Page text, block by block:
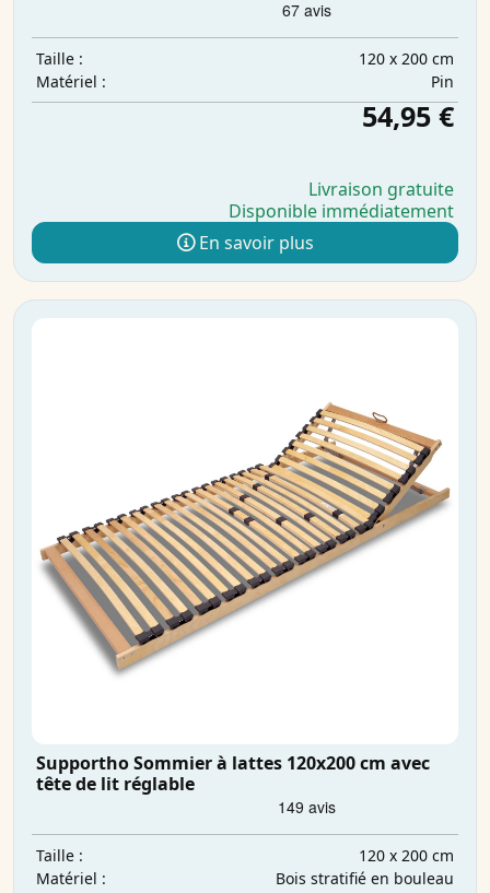
Taille :
120 x 200 cm
Matériel :
Pin
54,95 €
Livraison gratuite
Disponible immédiatement
En savoir plus
Supportho Sommier à lattes 120x200 cm avec
tête de lit réglable
Taille :
120 x 200 cm
Matériel :
Bois stratifié en bouleau